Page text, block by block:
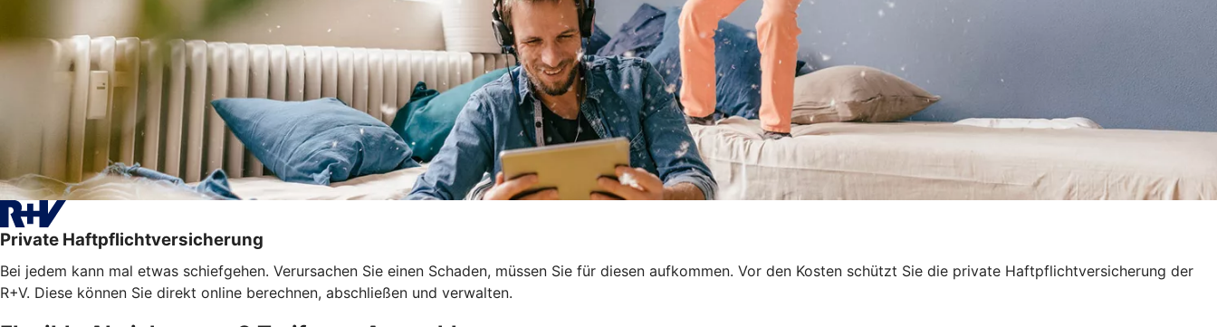
Private Haftpflichtversicherung
Bei jedem kann mal etwas schiefgehen. Verursachen Sie einen Schaden, müssen Sie für diesen aufkommen. Vor den Kosten schützt Sie die private Haftpflichtversicherung der
R+V. Diese können Sie direkt online berechnen, abschließen und verwalten.